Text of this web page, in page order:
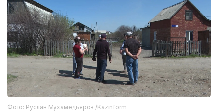
Фото: Руслан Мухамедьяров /Kazinform